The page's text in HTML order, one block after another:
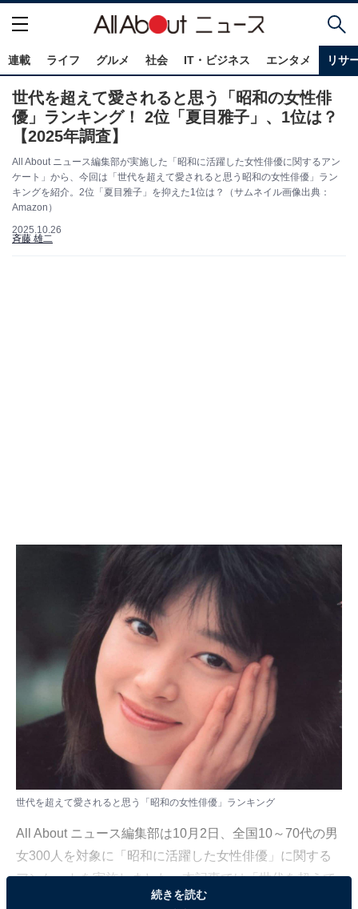
連載 ライフ グルメ 社会 IT・ビジネス エンタメ リサ
世代を超えて愛されると思う「昭和の女性俳
優」ランキング！ 2位「夏目雅子」、1位は？
【2025年調査】
All About ニュース編集部が実施した「昭和に活躍した女性俳優に関するアン
ケート」から、今回は「世代を超えて愛されると思う昭和の女性俳優」ラン
キングを紹介。2位「夏目雅子」を抑えた1位は？（サムネイル画像出典：
Amazon）
2025.10.26
斉藤 雄二
世代を超えて愛されると思う「昭和の女性俳優」ランキング
All About ニュース編集部は10月2日、全国10～70代の男
女300人を対象に「昭和に活躍した女性俳優」に関する
アンケートを実施しました。本記事では「世代を超えて
愛されると思う昭和の女性俳優」ランキングを発表しま
続きを読む